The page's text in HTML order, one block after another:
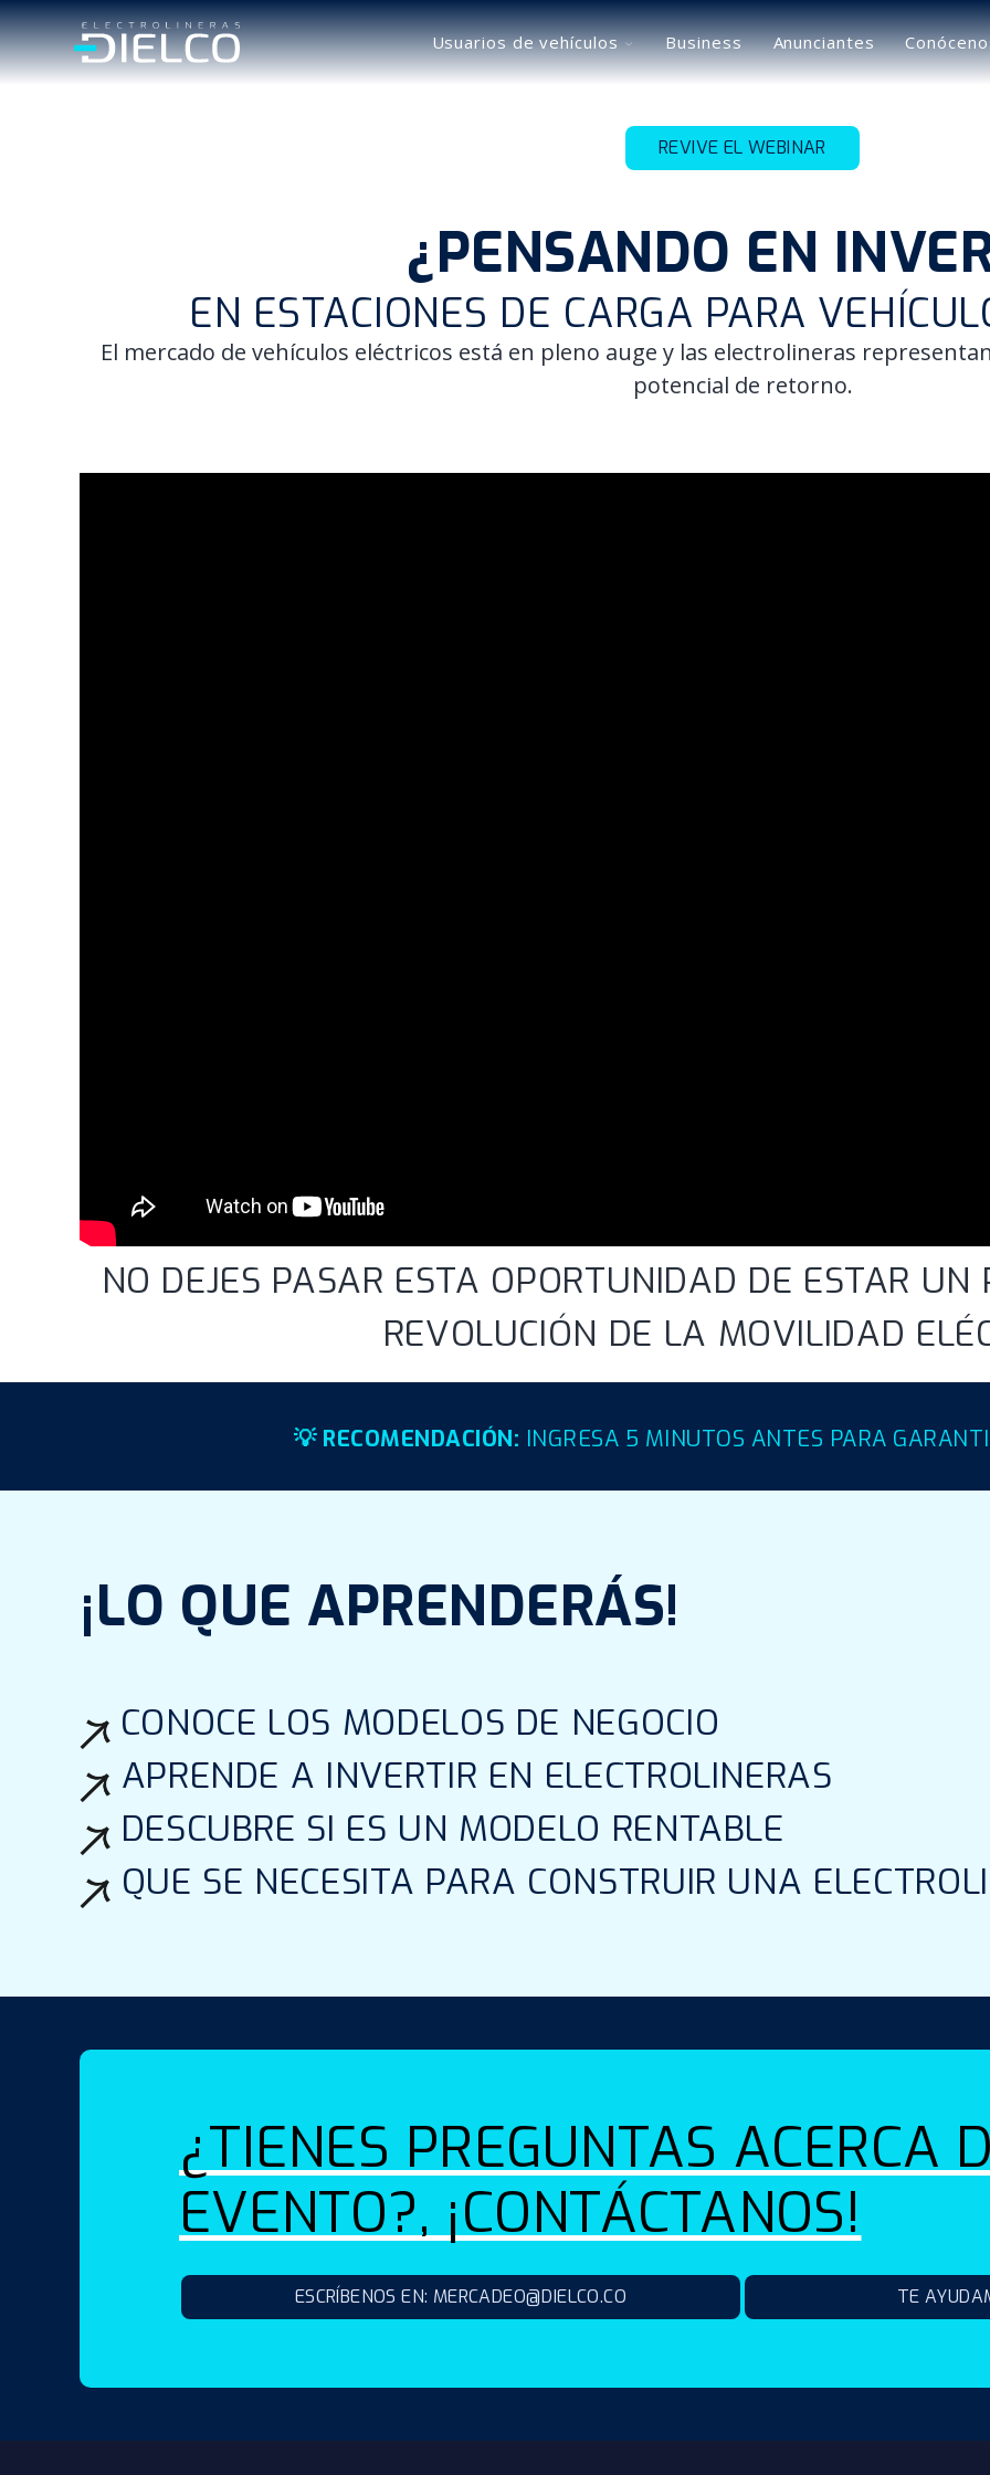
SKIP
TO
CONTENT Usuarios de vehículosToggle
children
for
vehículos
Business Anunciantes
REVIVE EL WEBINAR
¿PENSANDO EN
EN ESTACIONES DE CARGA PARA
El mercado de vehículos eléctricos está en pleno auge y las electrolineras
potencial de retorno.
NO DEJES PASAR ESTA OPORTUNIDAD DE ESTAR
REVOLUCIÓN DE LA MOVILIDAD
💡 RECOMENDACIÓN: INGRESA 5 MINUTOS ANTES PARA
¡LO QUE APRENDERÁS!
CONOCE LOS MODELOS DE NEGOCIO
APRENDE A INVERTIR EN ELECTROLINERAS
DESCUBRE SI ES UN MODELO RENTABLE
QUE SE NECESITA PARA CONSTRUIR UNA
¿TIENES PREGUNTAS ACERCA
EVENTO?, ¡CONTÁCTANOS!
ESCRÍBENOS EN: MERCADEO@DIELCO.CO TE